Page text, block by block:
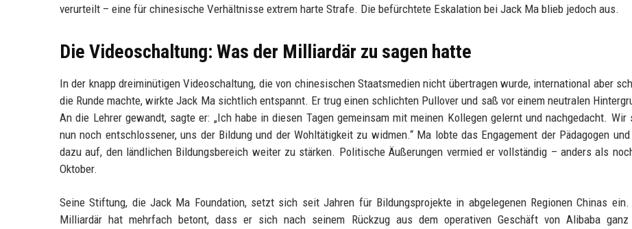
verurteilt – eine für chinesische Verhältnisse extrem harte Strafe. Die befürchtete Eskalation bei Jack Ma blieb jedoch aus.
Die Videoschaltung: Was der Milliardär zu sagen hatte
In der knapp dreiminütigen Videoschaltung, die von chinesischen Staatsmedien nicht übertragen wurde, international aber
die Runde machte, wirkte Jack Ma sichtlich entspannt. Er trug einen schlichten Pullover und saß vor einem neutralen
An die Lehrer gewandt, sagte er: „Ich habe in diesen Tagen gemeinsam mit meinen Kollegen gelernt und nachgedacht. Wir
nun noch entschlossener, uns der Bildung und der Wohltätigkeit zu widmen.“ Ma lobte das Engagement der Pädagogen
dazu auf, den ländlichen Bildungsbereich weiter zu stärken. Politische Äußerungen vermied er vollständig – anders als
Oktober.
Seine Stiftung, die Jack Ma Foundation, setzt sich seit Jahren für Bildungsprojekte in abgelegenen Regionen Chinas ein.
Milliardär hat mehrfach betont, dass er sich nach seinem Rückzug aus dem operativen Geschäft von Alibaba